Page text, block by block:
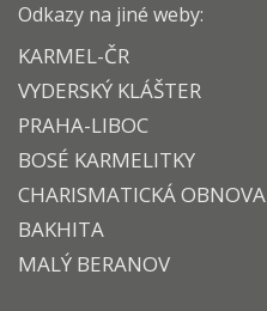
Odkazy na jiné weby:
KARMEL-ČR
VYDERSKÝ KLÁŠTER
PRAHA-LIBOC
BOSÉ KARMELITKY
CHARISMATICKÁ OBNOVA
BAKHITA
MALÝ BERANOV